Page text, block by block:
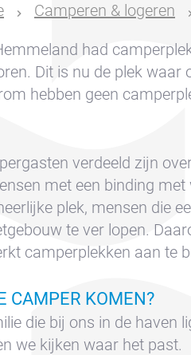
Camperen & logeren
had
Dit is nu de plek waar
hebben geen
verdeeld zijn
met een binding
plek, mensen die
te ver lopen.
camperplekken aan te
CAMPER KOMEN?
die bij ons in de haven
we kijken waar het past.